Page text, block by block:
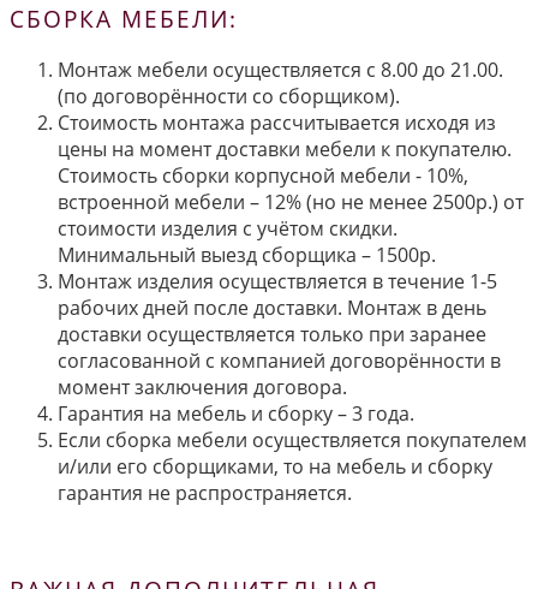
СБОРКА МЕБЕЛИ:
Монтаж мебели осуществляется с 8.00 до 21.00.
(по договорённости со сборщиком).
Стоимость монтажа рассчитывается исходя из
цены на момент доставки мебели к покупателю.
Стоимость сборки корпусной мебели - 10%,
встроенной мебели – 12% (но не менее 2500р.) от
стоимости изделия с учётом скидки.
Минимальный выезд сборщика – 1500р.
Монтаж изделия осуществляется в течение 1-5
рабочих дней после доставки. Монтаж в день
доставки осуществляется только при заранее
согласованной с компанией договорённости в
момент заключения договора.
Гарантия на мебель и сборку – 3 года.
Если сборка мебели осуществляется покупателем
и/или его сборщиками, то на мебель и сборку
гарантия не распространяется.